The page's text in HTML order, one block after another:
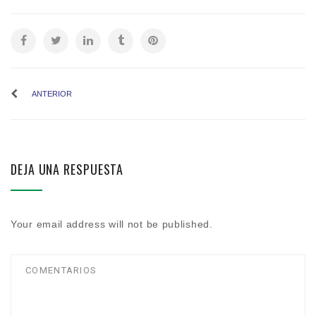
ANTERIOR
DEJA UNA RESPUESTA
Your email address will not be published.